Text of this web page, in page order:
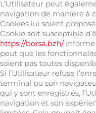
L’Utilisateur peut
navigation de manière à
Cookies lui soient
Cookie soit susceptible
https://borsa.bzh/informe
peut que les
soient pas toutes
Si l’Utilisateur refuse
terminal ou son
qui y sont enregistrés,
navigation et son